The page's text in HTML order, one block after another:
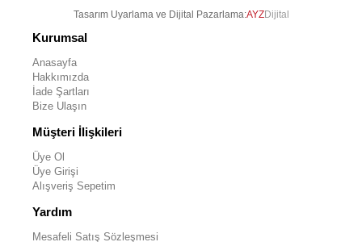
Tasarım Uyarlama ve Dijital Pazarlama:AYZDijital
Kurumsal
Anasayfa
Hakkımızda
İade Şartları
Bize Ulaşın
Müşteri İlişkileri
Üye Ol
Üye Girişi
Alışveriş Sepetim
Yardım
Mesafeli Satış Sözleşmesi